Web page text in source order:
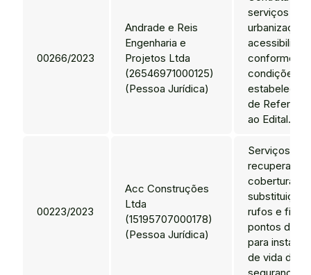
00266/2023
Andrade e Reis
Engenharia e
Projetos Ltda
(26546971000125)
(Pessoa Jurídica)
serviços de
urbanização
conforme
condições
de
ao Edital.
00223/2023
Acc Construções
Ltda
(15195707000178)
(Pessoa Jurídica)
Serviços de
recuperação
cobertura,
substituição
rufos e
pontos de
para
de vida de